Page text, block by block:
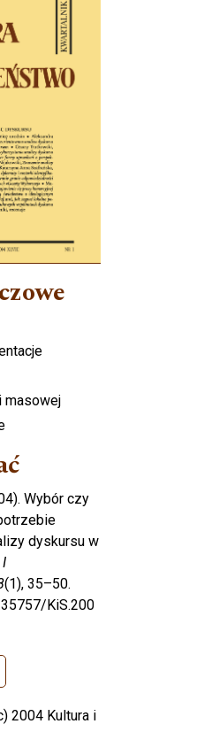
masowej
Wybór czy
dyskursu w
(1), 35–50.
KiS.200
2004 Kultura i